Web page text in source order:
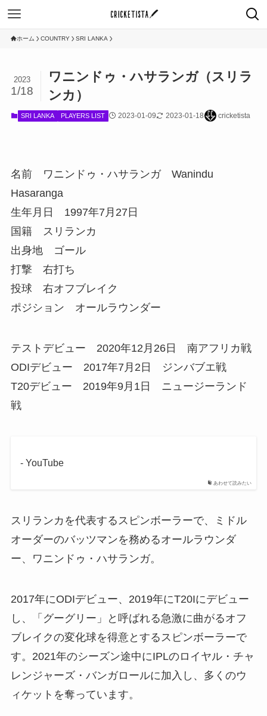
ホーム COUNTRY SRI LANKA
ワニンドゥ・ハサランガ（スリラ
ンカ）
2023
1/18
SRI LANKA PLAYERS LIST 2023-01-09 2023-01-18 cricketista
名前 ワニンドゥ・ハサランガ Wanindu
Hasaranga
生年月日 1997年7月27日
国籍 スリランカ
出身地 ゴール
打撃 右打ち
投球 右オフブレイク
ポジション オールラウンダー
テストデビュー 2020年12月26日 南アフリカ戦
ODIデビュー 2017年7月2日 ジンバブエ戦
T20デビュー 2019年9月1日 ニュージーランド
戦
あわせて読みたい
- YouTube
スリランカを代表するスピンボーラーで、ミドル
オーダーのバッツマンを務めるオールラウンダ
ー、ワニンドゥ・ハサランガ。
2017年にODIデビュー、2019年にT20Iにデビュー
し、「グーグリー」と呼ばれる急激に曲がるオフ
ブレイクの変化球を得意とするスピンボーラーで
す。2021年のシーズン途中にIPLのロイヤル・チャ
レンジャーズ・バンガロールに加入し、多くのウ
ィケットを奪っています。